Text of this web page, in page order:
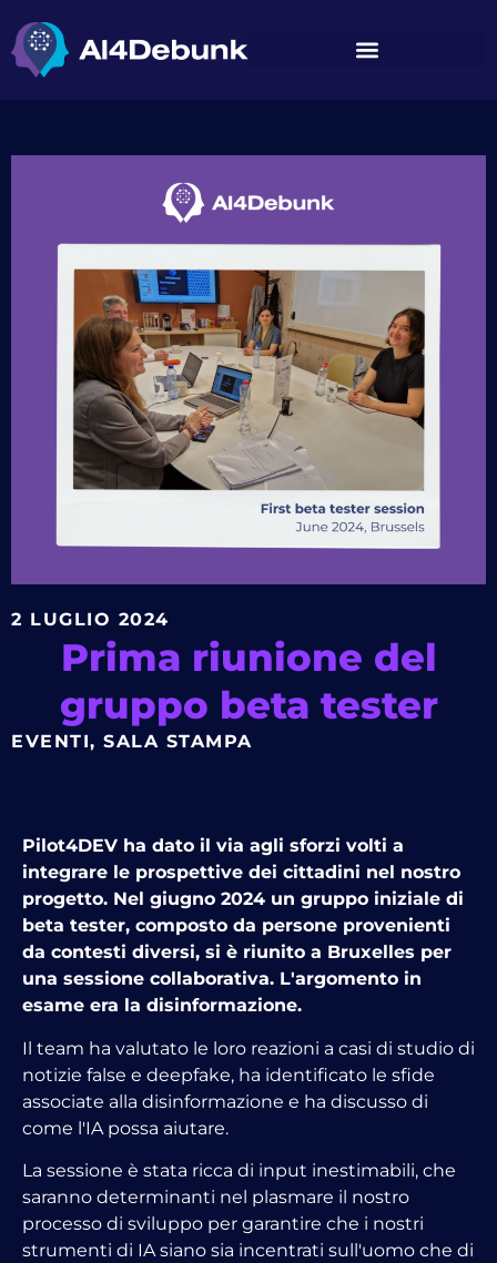
2 LUGLIO 2024
Prima riunione del
gruppo beta tester
EVENTI, SALA STAMPA
Pilot4DEV ha dato il via agli sforzi volti a
integrare le prospettive dei cittadini nel nostro
progetto. Nel giugno 2024 un gruppo iniziale di
beta tester, composto da persone provenienti
da contesti diversi, si è riunito a Bruxelles per
una sessione collaborativa. L'argomento in
esame era la disinformazione.
Il team ha valutato le loro reazioni a casi di studio di
notizie false e deepfake, ha identificato le sfide
associate alla disinformazione e ha discusso di
come l'IA possa aiutare.
La sessione è stata ricca di input inestimabili, che
saranno determinanti nel plasmare il nostro
processo di sviluppo per garantire che i nostri
strumenti di IA siano sia incentrati sull'uomo che di